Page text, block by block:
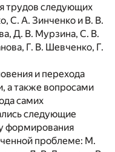
трудов следующих
С. А. Зинченко и В. В.
Д. В. Мурзина, С. В.
Г. В. Шевченко, Г.
и перехода
а также вопросами
самих
следующие
формирования
проблеме: М.